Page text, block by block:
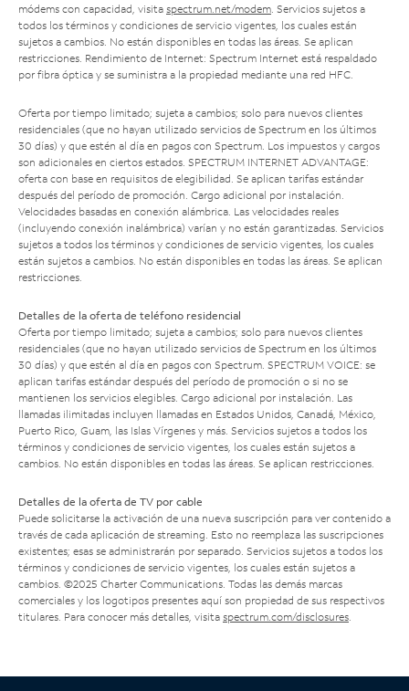
módems con capacidad, visita spectrum.net/modem . Servicios sujetos a
todos los términos y condiciones de servicio vigentes, los cuales están
sujetos a cambios. No están disponibles en todas las áreas. Se aplican
restricciones. Rendimiento de Internet: Spectrum Internet está respaldado
por fibra óptica y se suministra a la propiedad mediante una red HFC.
Oferta por tiempo limitado; sujeta a cambios; solo para nuevos clientes
residenciales (que no hayan utilizado servicios de Spectrum en los últimos
30 días) y que estén al día en pagos con Spectrum. Los impuestos y cargos
son adicionales en ciertos estados. SPECTRUM INTERNET ADVANTAGE:
oferta con base en requisitos de elegibilidad. Se aplican tarifas estándar
después del período de promoción. Cargo adicional por instalación.
Velocidades basadas en conexión alámbrica. Las velocidades reales
(incluyendo conexión inalámbrica) varían y no están garantizadas. Servicios
sujetos a todos los términos y condiciones de servicio vigentes, los cuales
están sujetos a cambios. No están disponibles en todas las áreas. Se aplican
restricciones.
Detalles de la oferta de teléfono residencial
Oferta por tiempo limitado; sujeta a cambios; solo para nuevos clientes
residenciales (que no hayan utilizado servicios de Spectrum en los últimos
30 días) y que estén al día en pagos con Spectrum. SPECTRUM VOICE: se
aplican tarifas estándar después del período de promoción o si no se
mantienen los servicios elegibles. Cargo adicional por instalación. Las
llamadas ilimitadas incluyen llamadas en Estados Unidos, Canadá, México,
Puerto Rico, Guam, las Islas Vírgenes y más. Servicios sujetos a todos los
términos y condiciones de servicio vigentes, los cuales están sujetos a
cambios. No están disponibles en todas las áreas. Se aplican restricciones.
Detalles de la oferta de TV por cable
Puede solicitarse la activación de una nueva suscripción para ver contenido a
través de cada aplicación de streaming. Esto no reemplaza las suscripciones
existentes; esas se administrarán por separado. Servicios sujetos a todos los
términos y condiciones de servicio vigentes, los cuales están sujetos a
cambios. ©2025 Charter Communications. Todas las demás marcas
comerciales y los logotipos presentes aquí son propiedad de sus respectivos
titulares. Para conocer más detalles, visita spectrum.com/disclosures